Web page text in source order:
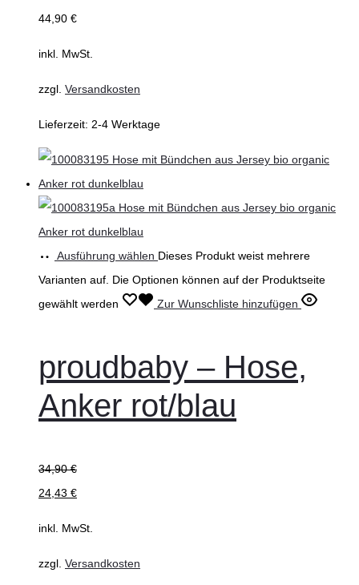
44,90 €
inkl. MwSt.
zzgl. Versandkosten
Lieferzeit: 2-4 Werktage
Ausführung wählen Dieses Produkt weist mehrere
Varianten auf. Die Optionen können auf der Produktseite
gewählt werden
Zur Wunschliste hinzufügen
proudbaby – Hose,
Anker rot/blau
34,90€
24,43 €
inkl. MwSt.
zzgl. Versandkosten